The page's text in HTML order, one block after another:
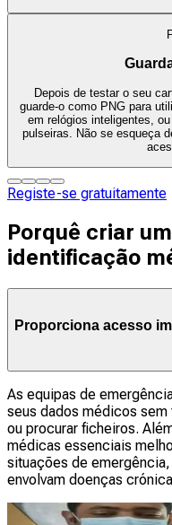
Depois de testar o seu
guarde-o como PNG para
em relógios inteligentes,
pulseiras. Não se esqueça
Registe-se gratuitamente
Porquê criar
identificação
Proporciona acesso
As equipas de
seus dados médicos
ou procurar ficheiros.
médicas essenciais
situações de
envolvam doenças